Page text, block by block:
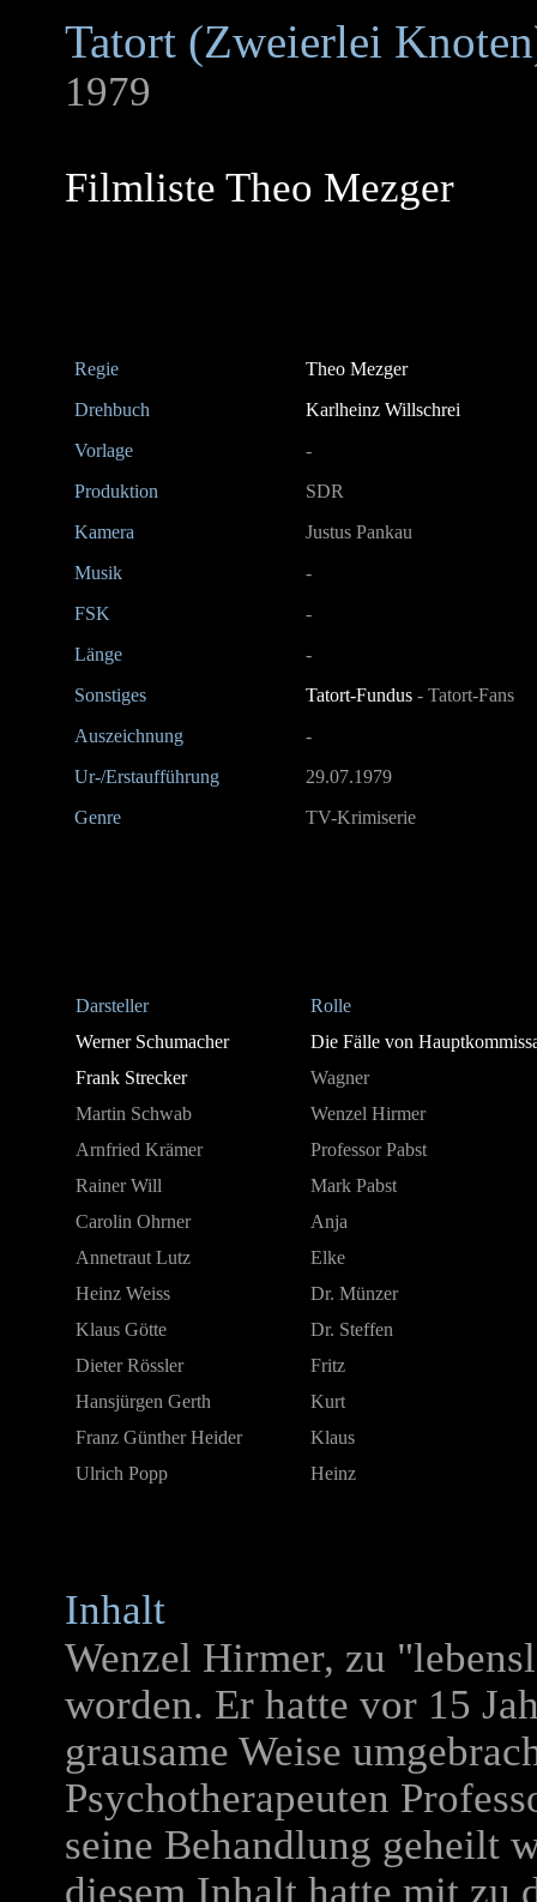
Tatort (Zweierlei
1979
Filmliste Theo Mezger
Regie
Theo Mezger
Drehbuch
Karlheinz Willschrei
Vorlage
-
Produktion
SDR
Kamera
Justus Pankau
Musik
-
FSK
-
Länge
-
Sonstiges
Tatort-Fundus - Tatort-Fans
Auszeichnung
-
Ur-/Erstaufführung
29.07.1979
Genre
TV-Krimiserie
Darsteller
Rolle
Werner Schumacher
Die Fälle von
Frank Strecker
Wagner
Martin Schwab
Wenzel Hirmer
Arnfried Krämer
Professor Pabst
Rainer Will
Mark Pabst
Carolin Ohrner
Anja
Annetraut Lutz
Elke
Heinz Weiss
Dr. Münzer
Klaus Götte
Dr. Steffen
Dieter Rössler
Fritz
Hansjürgen Gerth
Kurt
Franz Günther Heider
Klaus
Ulrich Popp
Heinz
Inhalt
Wenzel Hirmer, zu
worden. Er hatte vor 15
grausame Weise
Psychotherapeuten
seine Behandlung geheilt
diesem Inhalt hatte mit zu